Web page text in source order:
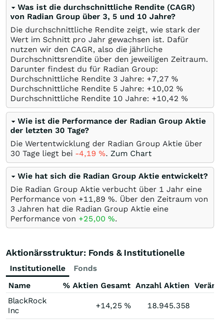
Was ist die durchschnittliche Rendite (CAGR)
von Radian Group über 3, 5 und 10 Jahre?
Die durchschnittliche Rendite zeigt, wie stark der
Wert im Schnitt pro Jahr gewachsen ist. Dafür
nutzen wir den CAGR, also die jährliche
Durchschnittsrendite über den jeweiligen Zeitraum.
Darunter findest du für Radian Group:
Durchschnittliche Rendite 3 Jahre: +7,27 %
Durchschnittliche Rendite 5 Jahre: +10,02 %
Durchschnittliche Rendite 10 Jahre: +10,42 %
Wie ist die Performance der Radian Group Aktie
der letzten 30 Tage?
Die Wertentwicklung der Radian Group Aktie über
30 Tage liegt bei -4,19 %. Zum Chart
Wie hat sich die Radian Group Aktie entwickelt?
Die Radian Group Aktie verbucht über 1 Jahr eine
Performance von +11,89 %. Über den Zeitraum von
3 Jahren hat die Radian Group Aktie eine
Performance von +25,00 %.
Aktionärsstruktur: Fonds & Institutionelle
Institutionelle
Fonds
Name
% Aktien Gesamt Anzahl Aktien
BlackRock
Inc
+14,25% 18.945.358